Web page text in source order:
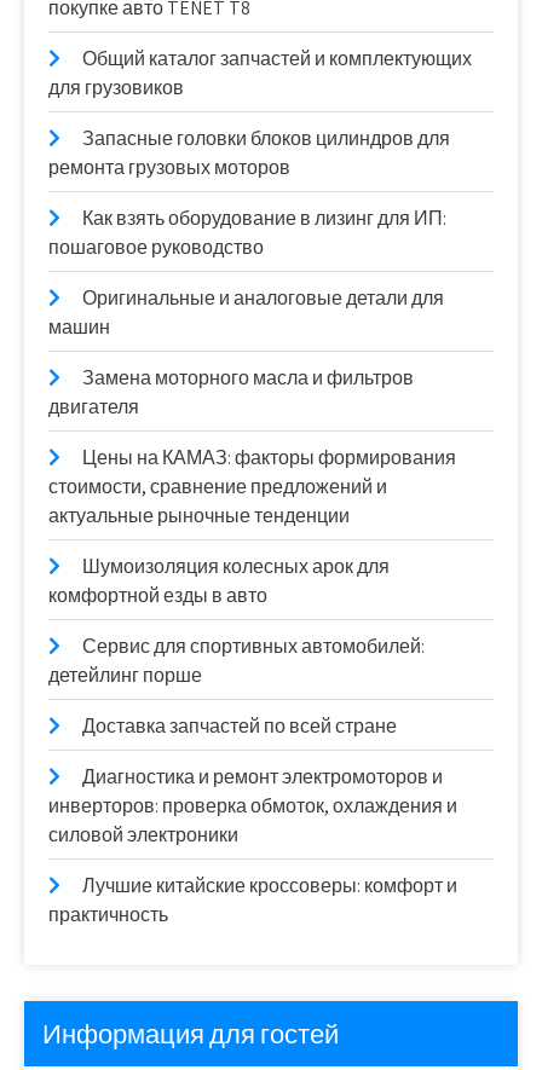
покупке авто TENET T8
Общий каталог запчастей и комплектующих
для грузовиков
Запасные головки блоков цилиндров для
ремонта грузовых моторов
Как взять оборудование в лизинг для ИП:
пошаговое руководство
Оригинальные и аналоговые детали для
машин
Замена моторного масла и фильтров
двигателя
Цены на КАМАЗ: факторы формирования
стоимости, сравнение предложений и
актуальные рыночные тенденции
Шумоизоляция колесных арок для
комфортной езды в авто
Сервис для спортивных автомобилей:
детейлинг порше
Доставка запчастей по всей стране
Диагностика и ремонт электромоторов и
инверторов: проверка обмоток, охлаждения и
силовой электроники
Лучшие китайские кроссоверы: комфорт и
практичность
Информация для гостей